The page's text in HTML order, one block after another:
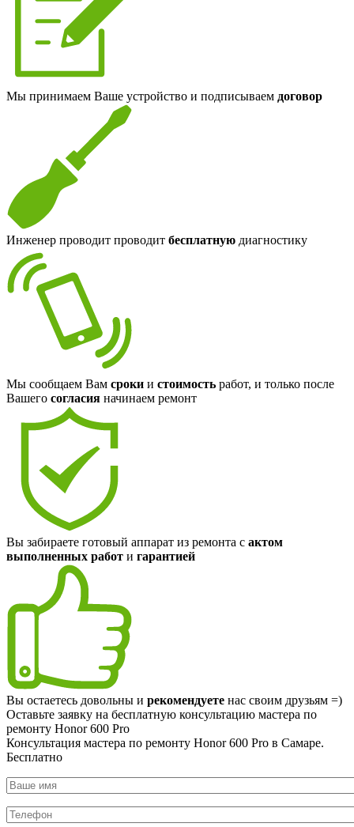
Мы принимаем Ваше устройство и подписываем договор
Инженер проводит проводит бесплатную диагностику
Мы сообщаем Вам сроки и стоимость работ, и только после
Вашего согласия начинаем ремонт
Вы забираете готовый аппарат из ремонта с актом
выполненных работ и гарантией
Вы остаетесь довольны и рекомендуете нас своим друзьям =)
Оставьте заявку на бесплатную консультацию мастера по
ремонту Honor 600 Pro
Консультация мастера по ремонту Honor 600 Pro в Самаре.
Бесплатно